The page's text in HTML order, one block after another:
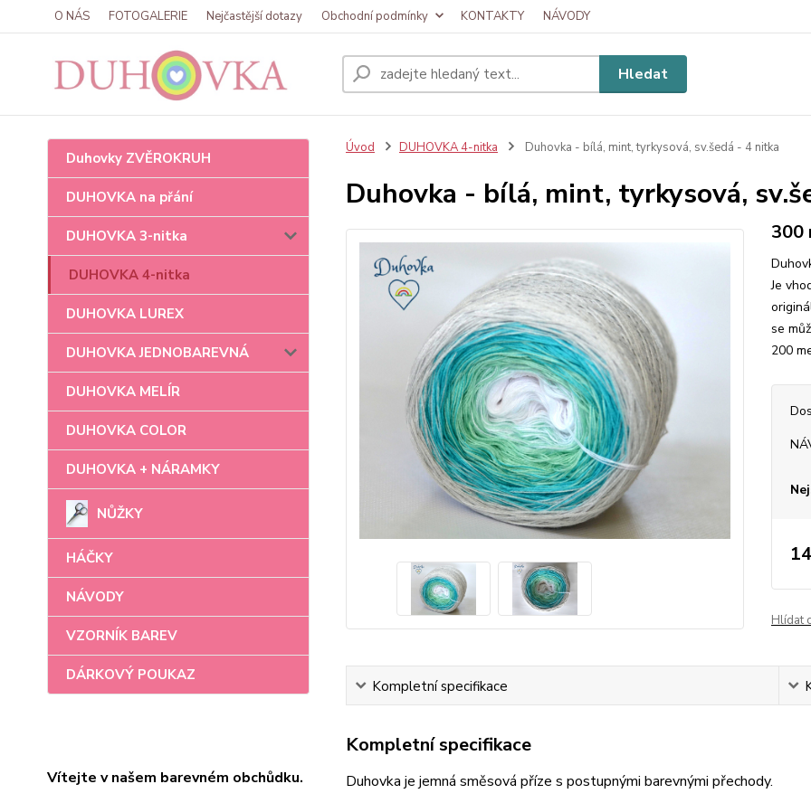
O NÁS FOTOGALERIE Nejčastější dotazy Obchodní podmínky KONTAKTY NÁVODY
Hledat
Duhovky ZVĚROKRUH
DUHOVKA na přání
DUHOVKA 3-nitka
DUHOVKA 4-nitka
DUHOVKA LUREX
DUHOVKA JEDNOBAREVNÁ
DUHOVKA MELÍR
DUHOVKA COLOR
DUHOVKA + NÁRAMKY
NŮŽKY
HÁČKY
NÁVODY
VZORNÍK BAREV
DÁRKOVÝ POUKAZ
Vítejte v našem barevném obchůdku.
Úvod DUHOVKA 4-nitka Duhovka - bílá, mint, tyrkysová, sv.šedá - 4 nitka
Duhovka - bílá, mint, tyrkysová,
300
Je
se
200
Hlídat
Kompletní specifikace
Kompletní specifikace
Duhovka je jemná směsová příze s postupnými barevnými přechody.